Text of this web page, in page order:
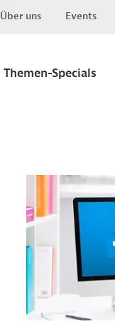
Über uns Events
Themen-Specials